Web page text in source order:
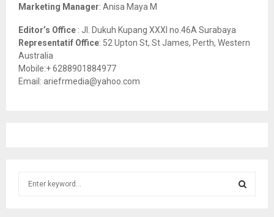
Marketing Manager: Anisa Maya M
Editor’s Office : Jl. Dukuh Kupang XXXI no.46A Surabaya
Representatif Office: 52 Upton St, St James, Perth, Western
Australia
Mobile:+ 6288901884977
Email: ariefrmedia@yahoo.com